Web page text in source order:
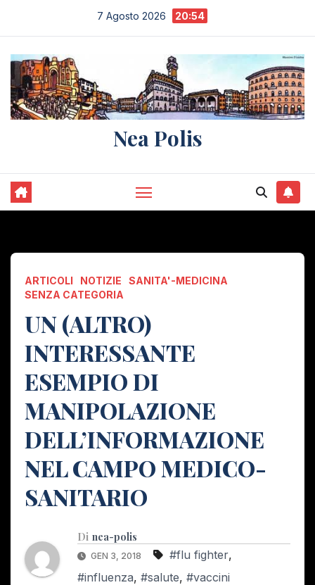
contenuto
7 Agosto 2026 20:54
Nea Polis
ARTICOLI NOTIZIE
SANITA'-MEDICINA
SENZA CATEGORIA
UN (ALTRO)
INTERESSANTE
ESEMPIO DI
MANIPOLAZIONE
DELL’INFORMAZIONE
NEL CAMPO MEDICO-
SANITARIO
Di nea-polis
GEN 3, 2018 #flu fighter,
#influenza, #salute, #vaccini